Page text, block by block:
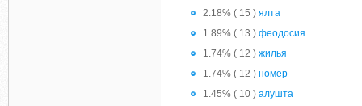
2.18% ( 15 ) ялта
1.89% ( 13 ) феодосия
1.74% ( 12 ) жилья
1.74% ( 12 ) номер
1.45% ( 10 ) алушта